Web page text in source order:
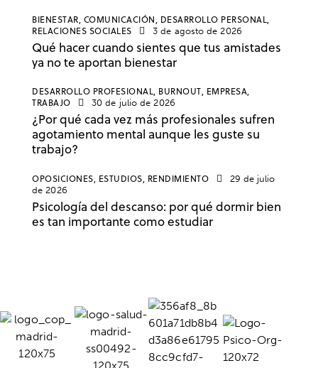
BIENESTAR, COMUNICACIÓN, DESARROLLO PERSONAL,
RELACIONES SOCIALES
3 de agosto de 2026
Qué hacer cuando sientes que tus amistades
ya no te aportan bienestar
DESARROLLO PROFESIONAL, BURNOUT, EMPRESA,
TRABAJO
30 de julio de 2026
¿Por qué cada vez más profesionales sufren
agotamiento mental aunque les guste su
trabajo?
OPOSICIONES, ESTUDIOS, RENDIMIENTO
29 de julio
de 2026
Psicología del descanso: por qué dormir bien
es tan importante como estudiar